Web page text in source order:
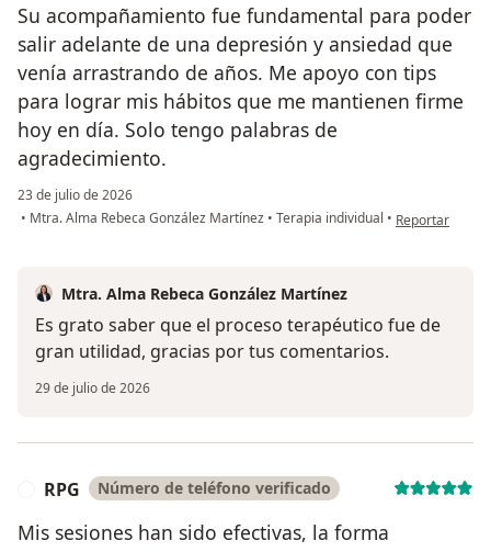
Su acompañamiento fue fundamental para poder
salir adelante de una depresión y ansiedad que
venía arrastrando de años. Me apoyo con tips
para lograr mis hábitos que me mantienen firme
hoy en día. Solo tengo palabras de
agradecimiento.
23 de julio de 2026
• Mtra. Alma Rebeca González Martínez • Terapia individual • en opinión del
Reportar
Mtra. Alma Rebeca González Martínez
Es grato saber que el proceso terapéutico fue de
gran utilidad, gracias por tus comentarios.
29 de julio de 2026
RPG Número de teléfono verificado
Mis sesiones han sido efectivas, la forma